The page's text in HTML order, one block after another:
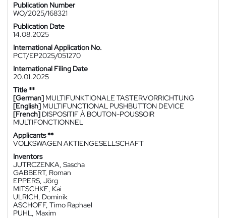
Publication Number
WO/2025/168321
Publication Date
14.08.2025
International Application No.
PCT/EP2025/051270
International Filing Date
20.01.2025
Title **
[German] MULTIFUNKTIONALE TASTERVORRICHTUNG
[English] MULTIFUNCTIONAL PUSHBUTTON DEVICE
[French] DISPOSITIF À BOUTON-POUSSOIR
MULTIFONCTIONNEL
Applicants **
VOLKSWAGEN AKTIENGESELLSCHAFT
Inventors
JUTRCZENKA, Sascha
GABBERT, Roman
EPPERS, Jörg
MITSCHKE, Kai
ULRICH, Dominik
ASCHOFF, Timo Raphael
PUHL, Maxim